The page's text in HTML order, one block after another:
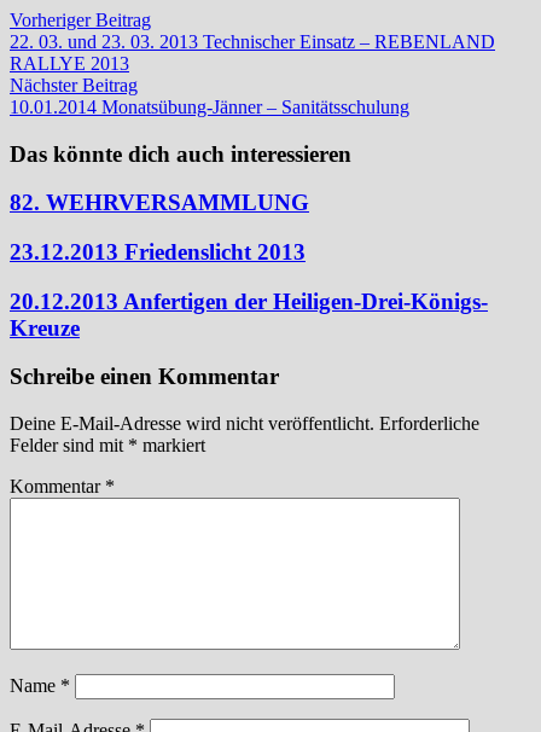
Beitragsnavigation
Vorheriger BeitragVorheriger
Beitrag:
22. 03. und 23. 03. 2013 Technischer Einsatz – REBENLAND
RALLYE 2013
Nächster BeitragNächster
Beitrag:
10.01.2014 Monatsübung-Jänner – Sanitätsschulung
Das könnte dich auch interessieren
82. WEHRVERSAMMLUNG
23.12.2013 Friedenslicht 2013
20.12.2013 Anfertigen der Heiligen-Drei-Königs-
Kreuze
Schreibe einen Kommentar
Deine E-Mail-Adresse wird nicht veröffentlicht. Erforderliche
Felder sind mit * markiert
Kommentar *
Name *